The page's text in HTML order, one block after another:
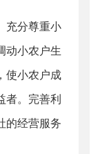
充分尊重小
动小农户生
使小农户成
者。完善利
的经营服务